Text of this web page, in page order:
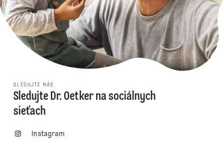
SLEDUJTE NÁS
Sledujte Dr. Oetker na sociálnych
sieťach
Instagram